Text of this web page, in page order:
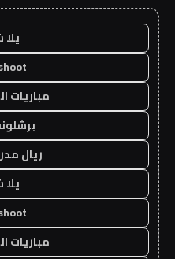
مباريات
ريال
مباريات